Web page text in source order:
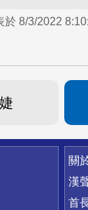
於 8/3/2022
關
漢
首